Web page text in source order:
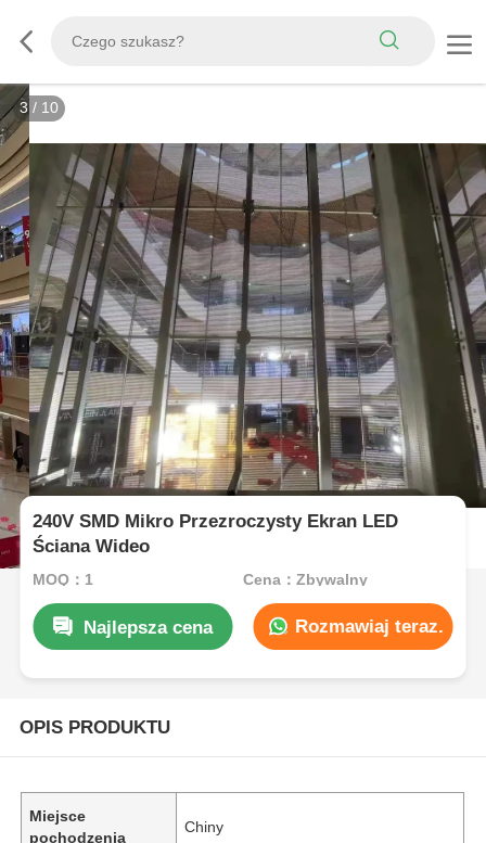
3 / 10
240V SMD Mikro Przezroczysty Ekran LED
Ściana Wideo
MOQ：1 Cena：Zbywalny
Najlepsza cena Rozmawiaj teraz.
OPIS PRODUKTU
Miejsce
pochodzenia
Chiny